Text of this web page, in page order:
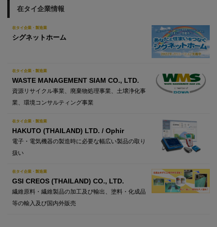
在タイ企業情報
在タイ企業・製造業
シグネットホーム
在タイ企業・製造業
WASTE MANAGEMENT SIAM CO., LTD.
資源リサイクル事業、廃棄物処理事業、土壌浄化事
業、環境コンサルティング事業
在タイ企業・製造業
HAKUTO (THAILAND) LTD. / Ophir
電子・電気機器の製造時に必要な幅広い製品の取り
扱い
在タイ企業・製造業
GSI CREOS (THAILAND) CO., LTD.
繊維原料・繊維製品の加工及び輸出、塗料・化成品
等の輸入及び国内外販売